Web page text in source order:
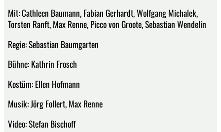
Mit: Cathleen Baumann, Fabian Gerhardt, Wolfgang Michalek,
Torsten Ranft, Max Renne, Picco von Groote, Sebastian Wendelin
Regie: Sebastian Baumgarten
Bühne: Kathrin Frosch
Kostüm: Ellen Hofmann
Musik: Jörg Follert, Max Renne
Video: Stefan Bischoff